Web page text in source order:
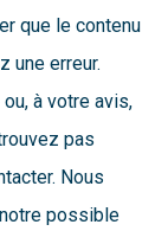
que le contenu
une erreur.
à votre avis,
pas
Nous
possible